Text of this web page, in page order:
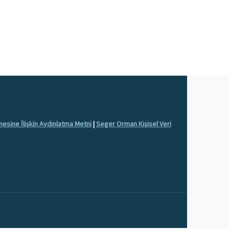
İlişkin Aydınlatma Metni|Seger Orman Kişisel Veri